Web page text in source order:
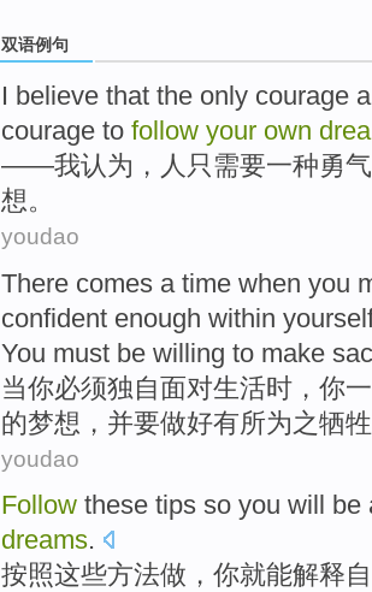
双语例句
I believe that the only courage
courage to follow your own
——我认为 ， 人 只 需要一种勇气
想。
youdao
There comes a time when you
confident enough within
You must be willing to make
当你必须独自面对生活时 ，你
的梦想 ，并要做好有所为之牺
youdao
Follow these tips so you will be
dreams.
按照这些方法做， 你就能解释